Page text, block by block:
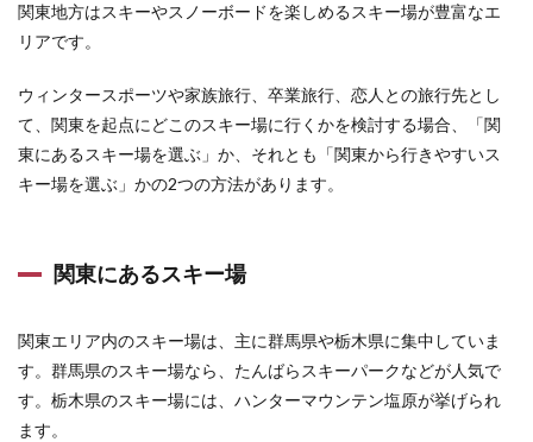
場が
1.1
にあ
るス
キー
場
1.2
行け
るス
2
電車
でも
マイ
関東地方はスキーやスノーボードを楽しめるスキー場が豊富なエ
リアです。
ウィンタースポーツや家族旅行、卒業旅行、恋人との旅行先とし
て、関東を起点にどこのスキー場に行くかを検討する場合、「関
東にあるスキー場を選ぶ」か、それとも「関東から行きやすいス
キー場を選ぶ」かの2つの方法があります。
関東にあるスキー場
関東エリア内のスキー場は、主に群馬県や栃木県に集中していま
す。群馬県のスキー場なら、たんばらスキーパークなどが人気で
す。栃木県のスキー場には、ハンターマウンテン塩原が挙げられ
ます。